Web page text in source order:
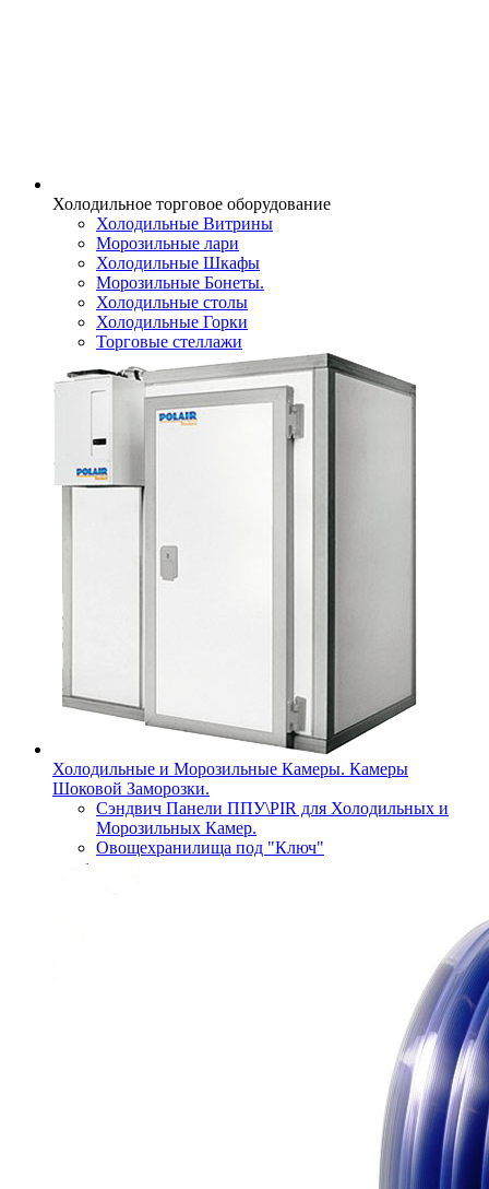
Холодильное торговое оборудование
Холодильные Витрины
Морозильные лари
Холодильные Шкафы
Морозильные Бонеты.
Холодильные столы
Холодильные Горки
Торговые стеллажи
Холодильные и Морозильные Камеры. Камеры
Шоковой Заморозки.
Сэндвич Панели ППУ\PIR для Холодильных и
Морозильных Камер.
Овощехранилища под "Ключ"